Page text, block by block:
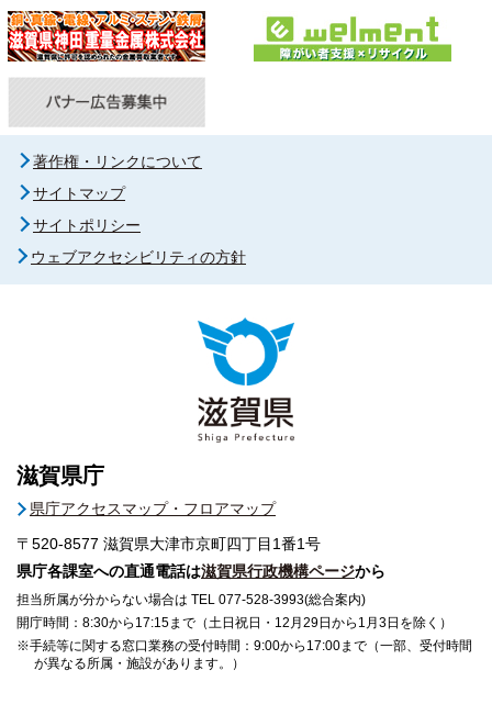
著作権・リンクについて
サイトマップ
サイトポリシー
ウェブアクセシビリティの方針
滋賀県庁
県庁アクセスマップ・フロアマップ
〒520-8577 滋賀県大津市京町四丁目1番1号
県庁各課室への直通電話は滋賀県行政機構ページから
担当所属が分からない場合は TEL 077-528-3993(総合案内)
開庁時間：8:30から17:15まで（土日祝日・12月29日から1月3日を除く）
※手続等に関する窓口業務の受付時間：9:00から17:00まで（一部、受付時間
が異なる所属・施設があります。）